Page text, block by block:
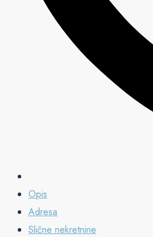
Opis
Adresa
Slične nekretnine